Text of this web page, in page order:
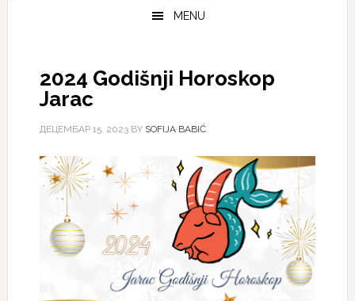
MENU
2024 Godišnji Horoskop
Jarac
ДЕЦЕМБАР 15, 2023BY SOFIJA BABIĆ